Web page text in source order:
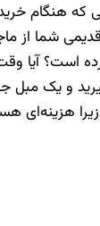
که هنگام
شما از
است؟ آیا
و یک مبل
هزینه‌ای